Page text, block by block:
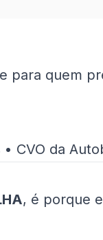
para quem
CVO da
, é porque